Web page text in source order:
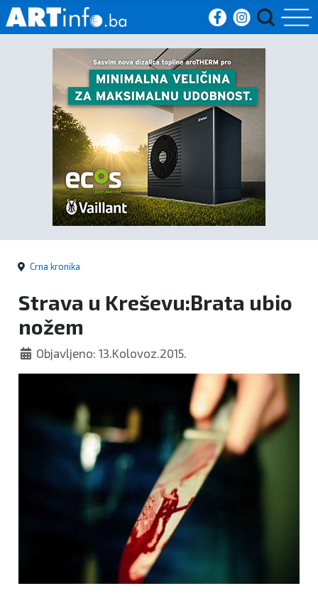
Početna
Vijesti
Sport
Kultura
Crna
kronika
Politika
Zanimljivosti
Crna kronika
Strava u Kreševu:Brata ubio
nožem
Objavljeno: 13.Kolovoz.2015.